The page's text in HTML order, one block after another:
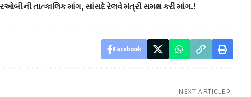
તાત્કાલિક માંગ, સાંસદે રેલવે મંત્રી સમક્ષ કરી માંગ.!
Facebook
NEXT ARTICLE